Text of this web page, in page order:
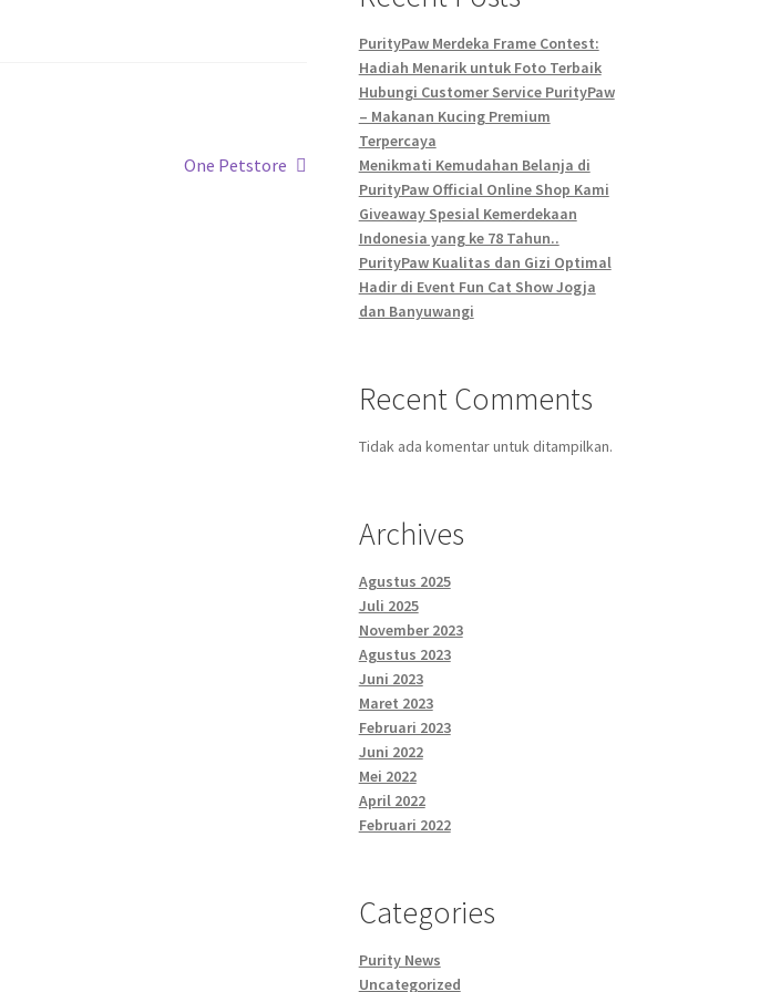
Next
One Petstore
PurityPaw Merdeka Frame Contest:
Hadiah Menarik untuk Foto Terbaik
Hubungi Customer Service PurityPaw
– Makanan Kucing Premium
Terpercaya
Menikmati Kemudahan Belanja di
PurityPaw Official Online Shop Kami
Giveaway Spesial Kemerdekaan
Indonesia yang ke 78 Tahun..
PurityPaw Kualitas dan Gizi Optimal
Hadir di Event Fun Cat Show Jogja
dan Banyuwangi
Recent Comments
Tidak ada komentar untuk ditampilkan.
Archives
Agustus 2025
Juli 2025
November 2023
Agustus 2023
Juni 2023
Maret 2023
Februari 2023
Juni 2022
Mei 2022
April 2022
Februari 2022
Categories
Purity News
Uncategorized